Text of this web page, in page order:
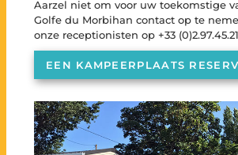
Aarzel niet om voor uw toekomstige
Golfe du Morbihan contact op te
onze receptionisten op +33
EEN KAMPEERPLAATS